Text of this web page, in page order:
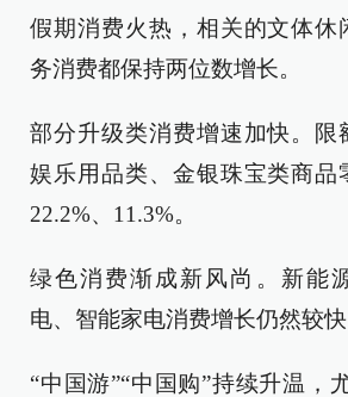
假期消费火热，相关的文体休
务消费都保持两位数增长。
部分升级类消费增速加快。限
娱乐用品类、金银珠宝类商品
22.2%、11.3%。
绿色消费渐成新风尚。新能
电、智能家电消费增长仍然较快
“中国游”“中国购”持续升温，